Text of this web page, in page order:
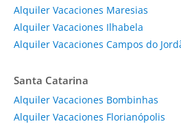
Alquiler Vacaciones Maresias
Alquiler Vacaciones Ilhabela
Alquiler Vacaciones Campos do
Santa Catarina
Alquiler Vacaciones Bombinhas
Alquiler Vacaciones Florianópolis